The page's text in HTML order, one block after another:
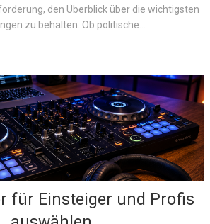
den Überblick über die wichtigsten
zu behalten. Ob politische...
für Einsteiger und Profis